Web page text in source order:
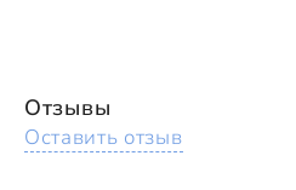
Отзывы
Оставить отзыв